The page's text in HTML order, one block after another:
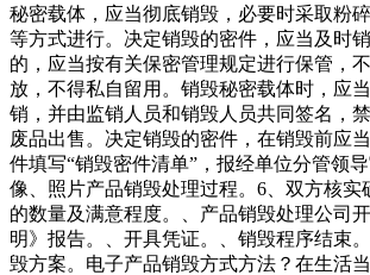
秘密载体，应当彻底销毁，必要时采取粉
等方式进行。决定销毁的密件，应当及时
的，应当按有关保密管理规定进行保管，
放，不得私自留用。销毁秘密载体时，应
销，并由监销人员和销毁人员共同签名，
废品出售。决定销毁的密件，在销毁前应
件填写“销毁密件清单”，报经单位分管领
像、照片产品销毁处理过程。6、双方核实
的数量及满意程度。、产品销毁处理公司
明》报告。、开具凭证。、销毁程序结束
毁方案。电子产品销毁方式方法？在生活